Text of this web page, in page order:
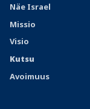
Näe Israel
Missio
Visio
Kutsu
Avoimuus